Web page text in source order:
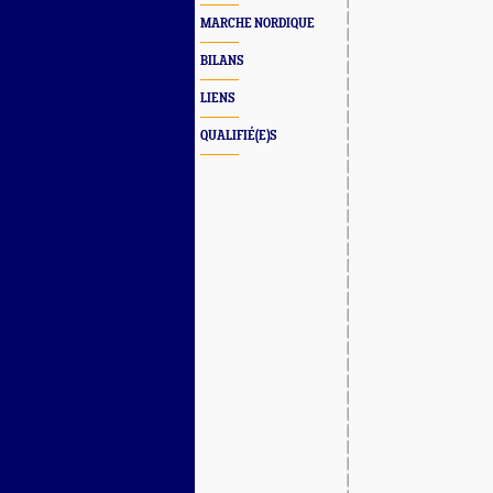
MARCHE NORDIQUE
BILANS
LIENS
QUALIFIÉ(E)S